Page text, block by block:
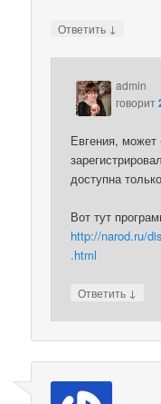
Ответить ↓
admin
говорит
Евгения,
доступна
Вот тут
http://narod.ru/
.html
Ответить ↓